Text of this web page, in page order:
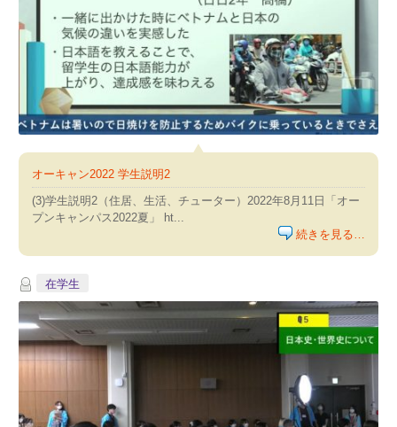
オーキャン2022 学生説明2
(3)学生説明2（住居、生活、チューター）2022年8月11日「オー
プンキャンパス2022夏」 ht...
続きを見る…
在学生